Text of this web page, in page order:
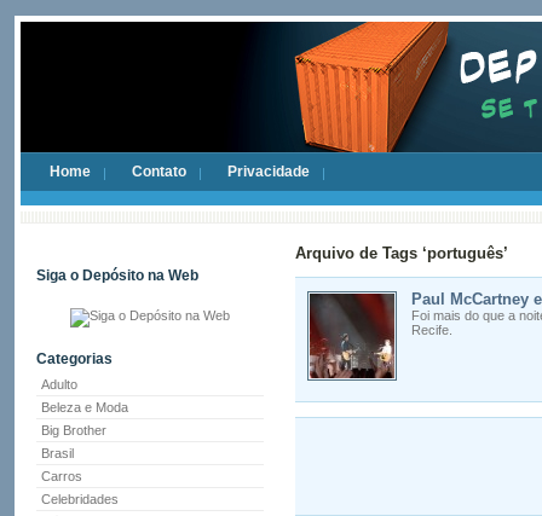
Home Contato Privacidade
Siga o Depósito na Web
Categorias
Adulto
Beleza e Moda
Big Brother
Brasil
Carros
Celebridades
Arquivo de Tags ‘português’
Paul McCartney
Foi mais do que a
Recife.